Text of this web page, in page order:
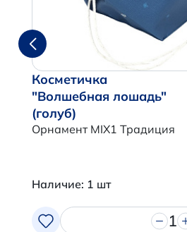
Косметичка
"Волшебная лошадь"
(голуб)
Орнамент MIX1 Традиция
Наличие: 1 шт
1